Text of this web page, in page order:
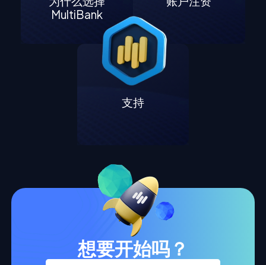
MultiBank
支持
想要开始吗？